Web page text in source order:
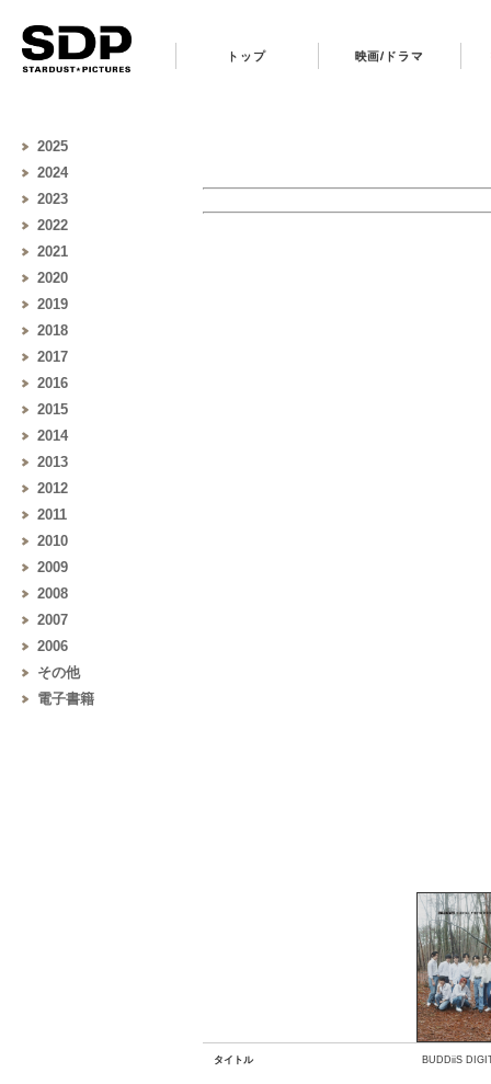
トップ 映画/ドラマ
2025
2024
2023
2022
2021
2020
2019
2018
2017
2016
2015
2014
2013
2012
2011
2010
2009
2008
2007
2006
その他
電子書籍
タイトル BUDDiiS